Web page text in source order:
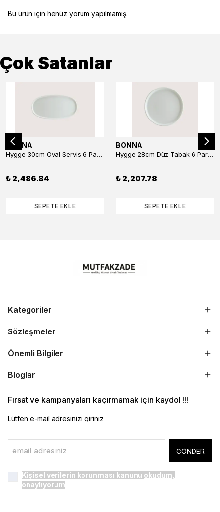
Bu ürün için henüz yorum yapılmamış.
Çok Satanlar
BONNA
Hygge 30cm Oval Servis 6 Parça
₺ 2,486.84
SEPETE EKLE
BONNA
Hygge 28cm Düz Tabak 6 Parça
₺ 2,207.78
SEPETE EKLE
Kategoriler
Sözleşmeler
Önemli Bilgiler
Bloglar
Fırsat ve kampanyaları kaçırmamak için kaydol !!!
Lütfen e-mail adresinizi giriniz
GÖNDER
Kişisel verilerin korunması kanunu okudum,
onaylıyorum